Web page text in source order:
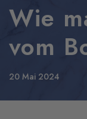
Wie
vom
20 Mai 2024